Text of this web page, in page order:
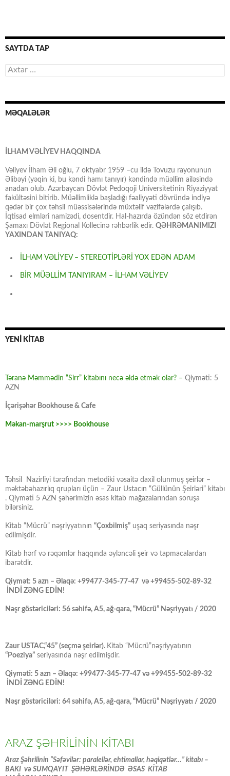
SAYTDA TAP
Axtarış:
MƏQALƏLƏR
İLHAM VƏLİYEV HAQQINDA
Vəliyev İlham Əli oğlu, 7 oktyabr 1959 –cu ildə Tovuzu rayonunun
Əlibəyi (yəqin ki, bu kəndi hamı tanıyır) kəndində müəllim ailəsində
anadan olub. Azərbaycan Dövlət Pedoqoji Universitetinin Riyaziyyat
fakültəsini bitirib. Müəllimliklə başladığı fəaliyyəti dövründə indiyə
qədər bir çox təhsil müəssisələrində müxtəlif vəzifələrdə çalışıb.
İqtisad elmləri namizədi, dosentdir. Hal-hazırda özündən söz etdirən
Şamaxı Dövlət Regional Kollecinə rəhbərlik edir. QƏHRƏMANIMIZI
YAXINDAN TANIYAQ:
İLHAM VƏLİYEV – STEREOTİPLƏRİ YOX EDƏN ADAM
BİR MÜƏLLİM TANIYIRAM – İLHAM VƏLİYEV
YENİ KİTAB
Təranə Məmmədin “Sirr” kitabını necə əldə etmək olar? – Qiyməti: 5
AZN
İçərişəhər Bookhouse & Cafe
Məkan-marşrut >>>> Bookhouse
Təhsil Nazirliyi tərəfindən metodiki vəsaitə daxil olunmuş şeirlər –
məktəbəhazırlıq qrupları üçün – Zaur Ustacın “Güllünün Şeirləri” kitabı
. Qiyməti 5 AZN şəhərimizin əsas kitab mağazalarından soruşa
bilərsiniz.
Kitab “Mücrü” nəşriyyatının “Çoxbilmiş” uşaq seriyasında nəşr
edilmişdir.
Kitab hərf və rəqəmlər haqqında əyləncəli şeir və tapmacalardan
ibarətdir.
Qiymət: 5 azn – Əlaqə: +99477-345-77-47 və +99455-502-89-32
İNDİ ZƏNG EDİN!
Nəşr göstəriciləri: 56 səhifə, A5, ağ-qara, “Mücrü” Nəşriyyatı / 2020
Zaur USTAC,“45” (seçmə şeirlər). Kitab “Mücrü”nəşriyyatının
“Poeziya” seriyasında nəşr edilmişdir.
Qiyməti: 5 azn – Əlaqə: +99477-345-77-47 və +99455-502-89-32
İNDİ ZƏNG EDİN!
Nəşr göstəriciləri: 64 səhifə, A5, ağ-qara, “Mücrü” Nəşriyyatı / 2020
ARAZ ŞƏHRİLİNİN KİTABI
Araz Şəhrilinin “Səfəvilər: paralellər, ehtimallar, həqiqətlər…” kitabı –
BAKI və SUMQAYIT ŞƏHƏRLƏRİNDƏ ƏSAS KİTAB